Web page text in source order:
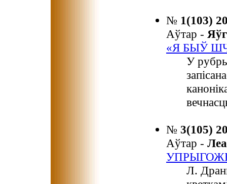
№ 1(103)
Аўтар -
«Я БЫЎ
У
№ 3(105)
Аўтар -
Л.